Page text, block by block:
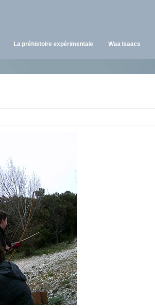
La préhistoire expérimentale Waa Isaacs